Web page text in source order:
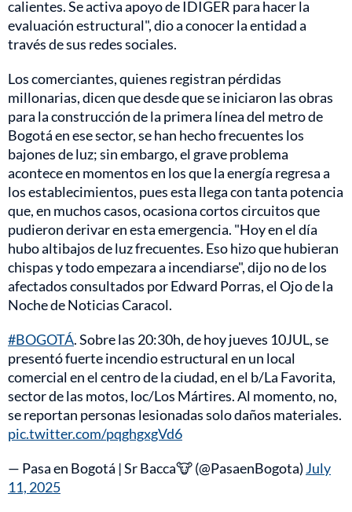
calientes. Se activa apoyo de IDIGER para hacer la
evaluación estructural", dio a conocer la entidad a
través de sus redes sociales.
Los comerciantes, quienes registran pérdidas
millonarias, dicen que desde que se iniciaron las obras
para la construcción de la primera línea del metro de
Bogotá en ese sector, se han hecho frecuentes los
bajones de luz; sin embargo, el grave problema
acontece en momentos en los que la energía regresa a
los establecimientos, pues esta llega con tanta potencia
que, en muchos casos, ocasiona cortos circuitos que
pudieron derivar en esta emergencia. "Hoy en el día
hubo altibajos de luz frecuentes. Eso hizo que hubieran
chispas y todo empezara a incendiarse", dijo no de los
afectados consultados por Edward Porras, el Ojo de la
Noche de Noticias Caracol.
#BOGOTÁ. Sobre las 20:30h, de hoy jueves 10JUL, se
presentó fuerte incendio estructural en un local
comercial en el centro de la ciudad, en el b/La Favorita,
sector de las motos, loc/Los Mártires. Al momento, no,
se reportan personas lesionadas solo daños materiales.
pic.twitter.com/pqghgxgVd6
— Pasa en Bogotá | Sr Bacca🐮 (@PasaenBogota) July
11, 2025